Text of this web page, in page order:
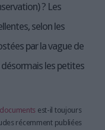
? Les
selon les
par la vague de
les petites
est-il toujours
récemment publiées